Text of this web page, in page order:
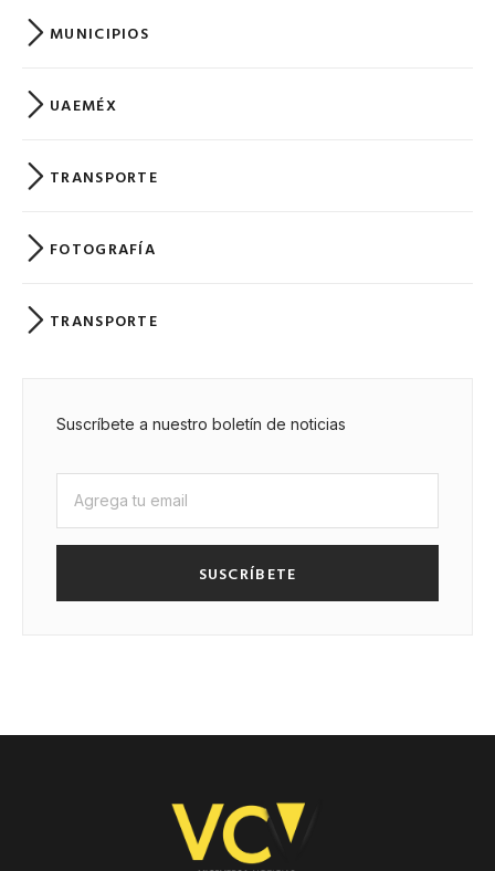
MUNICIPIOS
UAEMÉX
TRANSPORTE
FOTOGRAFÍA
TRANSPORTE
Suscríbete a nuestro boletín de noticias
SUSCRÍBETE